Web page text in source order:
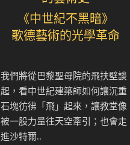
《中世紀不黑暗》
歌德藝術的光學革命
我們將從巴黎聖母院的飛扶壁談
起，看中世紀建築師如何讓沉重
石塊彷彿「飛」起來，讓教堂像
被一股力量往天空牽引；也會走
進沙特爾..